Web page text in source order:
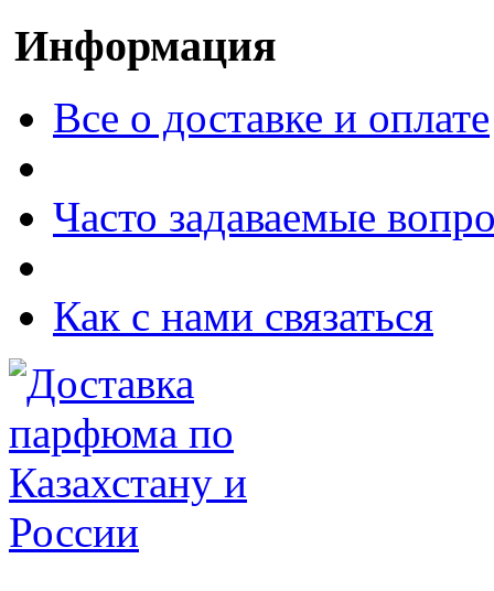
Информация
Все о доставке и оплате
Часто задаваемые
Как с нами связаться